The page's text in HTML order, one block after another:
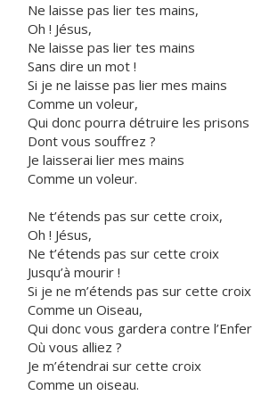
Ne laisse pas lier tes mains,
Oh ! Jésus,
Ne laisse pas lier tes mains
Sans dire un mot !
Si je ne laisse pas lier mes mains
Comme un voleur,
Qui donc pourra détruire les prisons
Dont vous souffrez ?
Je laisserai lier mes mains
Comme un voleur.
Ne t’étends pas sur cette croix,
Oh ! Jésus,
Ne t’étends pas sur cette croix
Jusqu’à mourir !
Si je ne m’étends pas sur cette croix
Comme un Oiseau,
Qui donc vous gardera contre l’Enfer
Où vous alliez ?
Je m’étendrai sur cette croix
Comme un oiseau.